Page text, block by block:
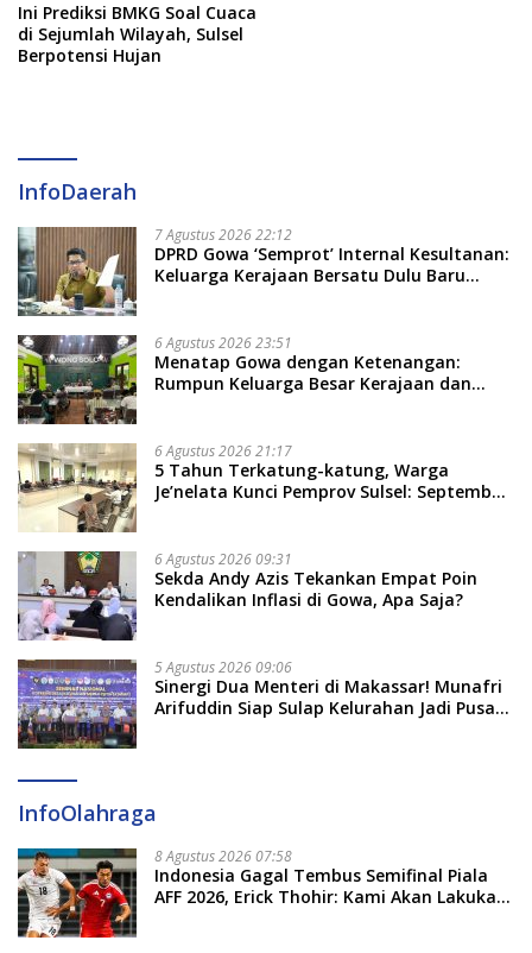
Ini Prediksi BMKG Soal Cuaca
di Sejumlah Wilayah, Sulsel
Berpotensi Hujan
InfoDaerah
7 Agustus 2026 22:12
DPRD Gowa ‘Semprot’ Internal Kesultanan:
Keluarga Kerajaan Bersatu Dulu Baru
6 Agustus 2026 23:51
Menatap Gowa dengan Ketenangan:
Rumpun Keluarga Besar Kerajaan dan
Soal Adat dan Adab
6 Agustus 2026 21:17
5 Tahun Terkatung-katung, Warga
Je’nelata Kunci Pemprov Sulsel: September
6 Agustus 2026 09:31
Sekda Andy Azis Tekankan Empat Poin
Kendalikan Inflasi di Gowa, Apa Saja?
5 Agustus 2026 09:06
Sinergi Dua Menteri di Makassar! Munafri
Arifuddin Siap Sulap Kelurahan Jadi Pusat
InfoOlahraga
8 Agustus 2026 07:58
Indonesia Gagal Tembus Semifinal Piala
AFF 2026, Erick Thohir: Kami Akan Lakukan